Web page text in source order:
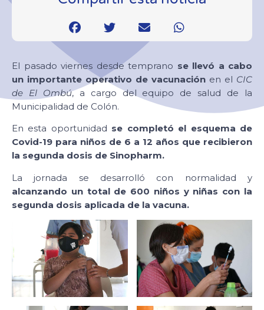
El pasado viernes desde temprano se llevó a cabo
un importante operativo de vacunación en el CIC
de El Ombú, a cargo del equipo de salud de la
Municipalidad de Colón.
En esta oportunidad se completó el esquema de
Covid-19 para niños de 6 a 12 años que recibieron
la segunda dosis de Sinopharm.
La jornada se desarrolló con normalidad y
alcanzando un total de 600 niños y niñas con la
segunda dosis aplicada de la vacuna.